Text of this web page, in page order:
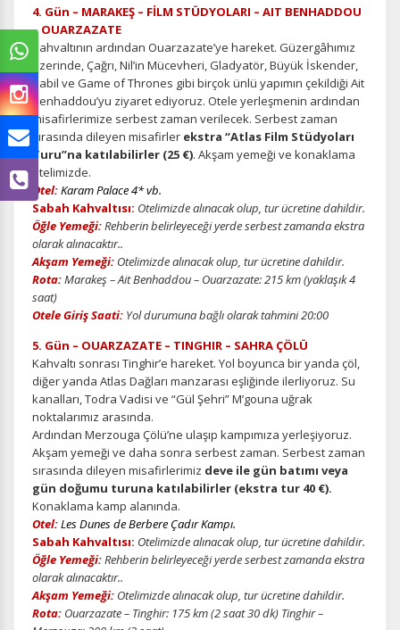
4. Gün – MARAKEŞ – FİLM STÜDYOLARI – AIT BENHADDOU
– OUARZAZATE
Kahvaltının ardından Ouarzazate’ye hareket. Güzergâhımız
üzerinde, Çağrı, Nil’in Mücevheri, Gladyatör, Büyük İskender,
Babil ve Game of Thrones gibi birçok ünlü yapımın çekildiği Ait
Benhaddou’yu ziyaret ediyoruz. Otele yerleşmenin ardından
misafirlerimize serbest zaman verilecek. Serbest zaman
sırasında dileyen misafirler ekstra “Atlas Film Stüdyoları
Turu”na katılabilirler (25 €). Akşam yemeği ve konaklama
otelimizde.
Otel:Karam Palace 4* vb.
Sabah Kahvaltısı: Otelimizde alınacak olup, tur ücretine dahildir.
Öğle Yemeği:Rehberin belirleyeceği yerde serbest zamanda ekstra
olarak alınacaktır..
Akşam Yemeği: Otelimizde alınacak olup, tur ücretine dahildir.
Rota:Marakeş – Ait Benhaddou – Ouarzazate: 215 km (yaklaşık 4
saat)
Otele Giriş Saati: Yol durumuna bağlı olarak tahmini 20:00
5. Gün – OUARZAZATE – TINGHIR – SAHRA ÇÖLÜ
Kahvaltı sonrası Tinghir’e hareket. Yol boyunca bir yanda çöl,
diğer yanda Atlas Dağları manzarası eşliğinde ilerliyoruz. Su
kanalları, Todra Vadisi ve “Gül Şehri” M’gouna uğrak
noktalarımız arasında.
Ardından Merzouga Çölü’ne ulaşıp kampımıza yerleşiyoruz.
Akşam yemeği ve daha sonra serbest zaman. Serbest zaman
sırasında dileyen misafirlerimiz deve ile gün batımı veya
gün doğumu turuna katılabilirler (ekstra tur 40 €).
Konaklama kamp alanında.
Otel:Les Dunes de Berbere Çadır Kampı.
Sabah Kahvaltısı: Otelimizde alınacak olup, tur ücretine dahildir.
Öğle Yemeği:Rehberin belirleyeceği yerde serbest zamanda ekstra
olarak alınacaktır..
Akşam Yemeği: Otelimizde alınacak olup, tur ücretine dahildir.
Rota: Ouarzazate – Tinghir: 175 km (2 saat 30 dk) Tinghir –